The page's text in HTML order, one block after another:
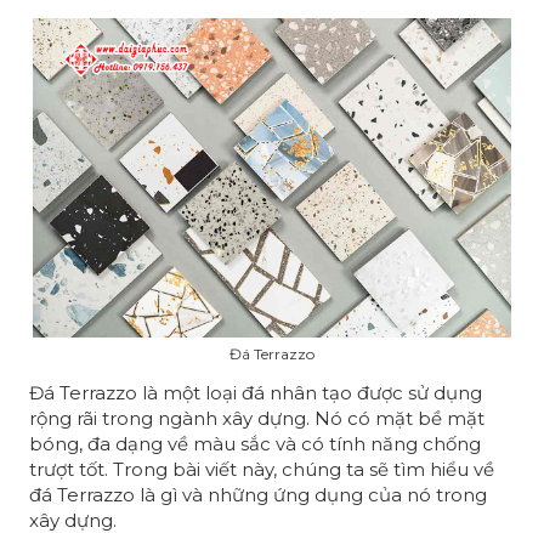
Đá Terrazzo
Đá Terrazzo là một loại đá nhân tạo được sử dụng
rộng rãi trong ngành xây dựng. Nó có mặt bề mặt
bóng, đa dạng về màu sắc và có tính năng chống
trượt tốt. Trong bài viết này, chúng ta sẽ tìm hiểu về
đá Terrazzo là gì và những ứng dụng của nó trong
xây dựng.